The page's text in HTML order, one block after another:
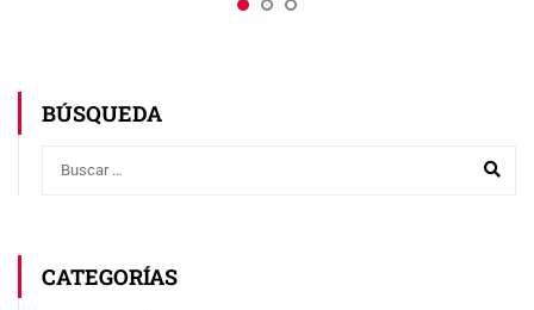
BÚSQUEDA
CATEGORÍAS